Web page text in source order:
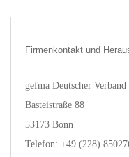
Firmenkontakt und
gefma Deutscher
Basteistraße 88
53173 Bonn
Telefon: +49 (228)